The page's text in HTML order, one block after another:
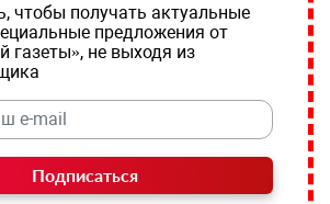
чтобы получать актуальные
предложения от
газеты», не выходя из
Подписаться